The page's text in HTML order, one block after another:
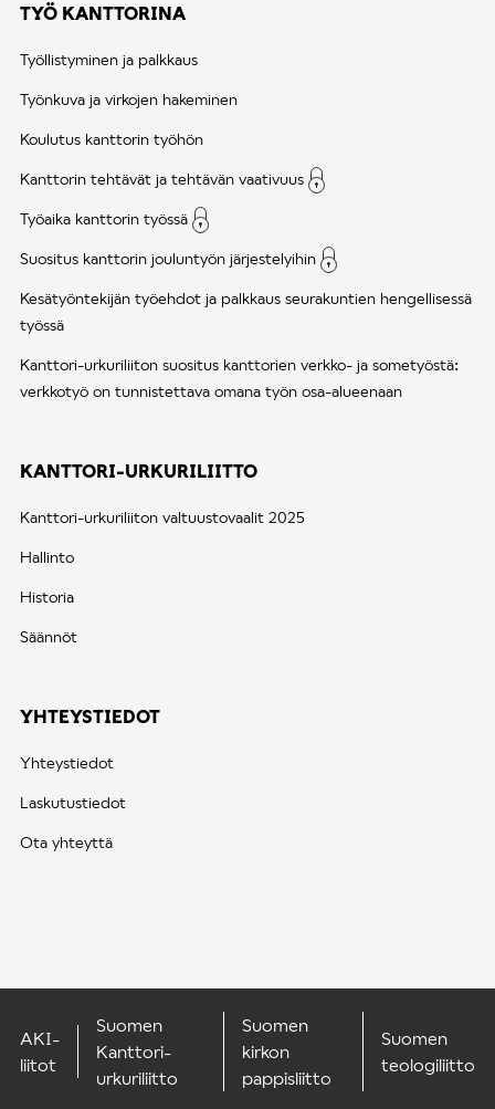
TYÖ KANTTORINA
Työllistyminen ja palkkaus
Työnkuva ja virkojen hakeminen
Koulutus kanttorin työhön
Kanttorin tehtävät ja tehtävän vaativuus
Työaika kanttorin työssä
Suositus kanttorin jouluntyön järjestelyihin
Kesätyöntekijän työehdot ja palkkaus seurakuntien hengellisessä
työssä
Kanttori-urkuriliiton suositus kanttorien verkko- ja sometyöstä:
verkkotyö on tunnistettava omana työn osa-alueenaan
KANTTORI-URKURILIITTO
Kanttori-urkuriliiton valtuustovaalit 2025
Hallinto
Historia
Säännöt
YHTEYSTIEDOT
Yhteystiedot
Laskutustiedot
Ota yhteyttä
AKI-
liitot
Suomen
Kanttori-
urkuriliitto
Suomen
kirkon
pappisliitto
Suomen
teologiliitto